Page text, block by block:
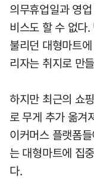
의무휴업일과 영
비스도 할 수 없다
불리던 대형마트
리자는 취지로 만
하지만 최근의 쇼
로 무게 추가 옮겨
이커머스 플랫폼
는 대형마트에 집
다.